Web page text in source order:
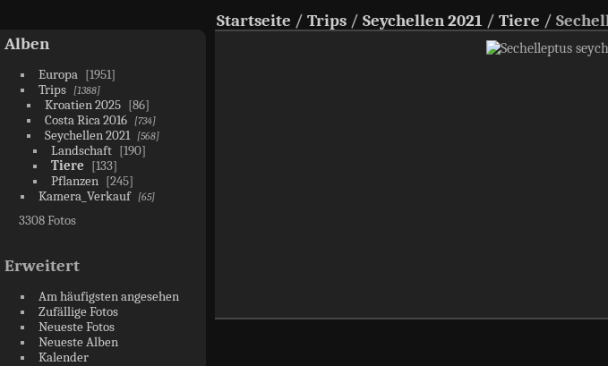
Alben
Europa
1951
Trips
1388
Kroatien 2025
86
Costa Rica 2016
734
Seychellen 2021 568
Landschaft
190
Tiere
133
Pflanzen
245
Kamera_Verkauf
65
3308 Fotos
Erweitert
Am häufigsten angesehen
Zufällige Fotos
Neueste Fotos
Neueste Alben
Kalender
Startseite / Trips / Seychellen 2021 / Tiere /